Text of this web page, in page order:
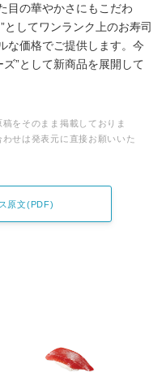
目の華やかさにもこだわ
としてワンランク上のお寿司
な価格でご提供します。今
”として新商品を展開して
をそのまま掲載しておりま
せは発表元に直接お願いいた
原文(PDF)